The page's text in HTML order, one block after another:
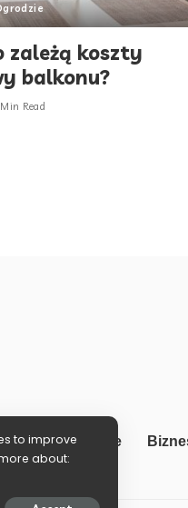
zależą koszty
balkonu?
Read
Informacje
to improve
about: